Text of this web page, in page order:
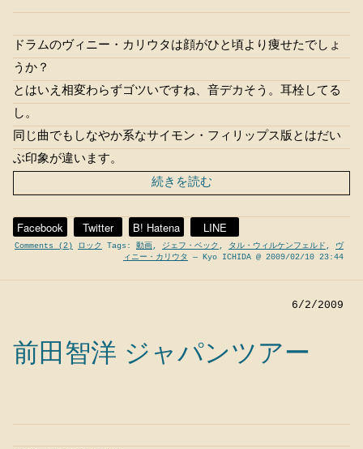
ドラムのヴィニー・カリウタは顔がひと頃より痩せたでしょ
うか？
とはいえ相変わらずゴツいですね、音デカそう。耳栓してる
し。
同じ曲でもしなやか系なサイモン・フィリップス版とはだい
ぶ印象が違います。
続きを読む
Facebook Twitter B! Hatena LINE
Comments (2) ロック Tags: 動画 , ジェフ・ベック , タル・ウィルケンフェルド , ヴ
ィニー・カリウタ — Kyo ICHIDA @ 2009/02/10 23:44
6/2/2009
前田智洋 ジャパンツアー